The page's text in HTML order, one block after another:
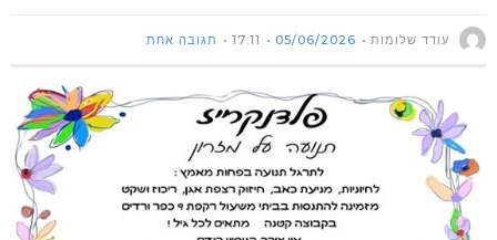
עודד שלומות 05/06/2026
17:11 תגובה אחת